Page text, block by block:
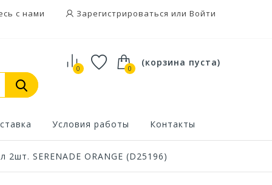
с нами Зарегистрироваться или Войти
0
(корзина пуста)
0
Условия работы Контакты
2шт. SERENADE ORANGE (D25196)